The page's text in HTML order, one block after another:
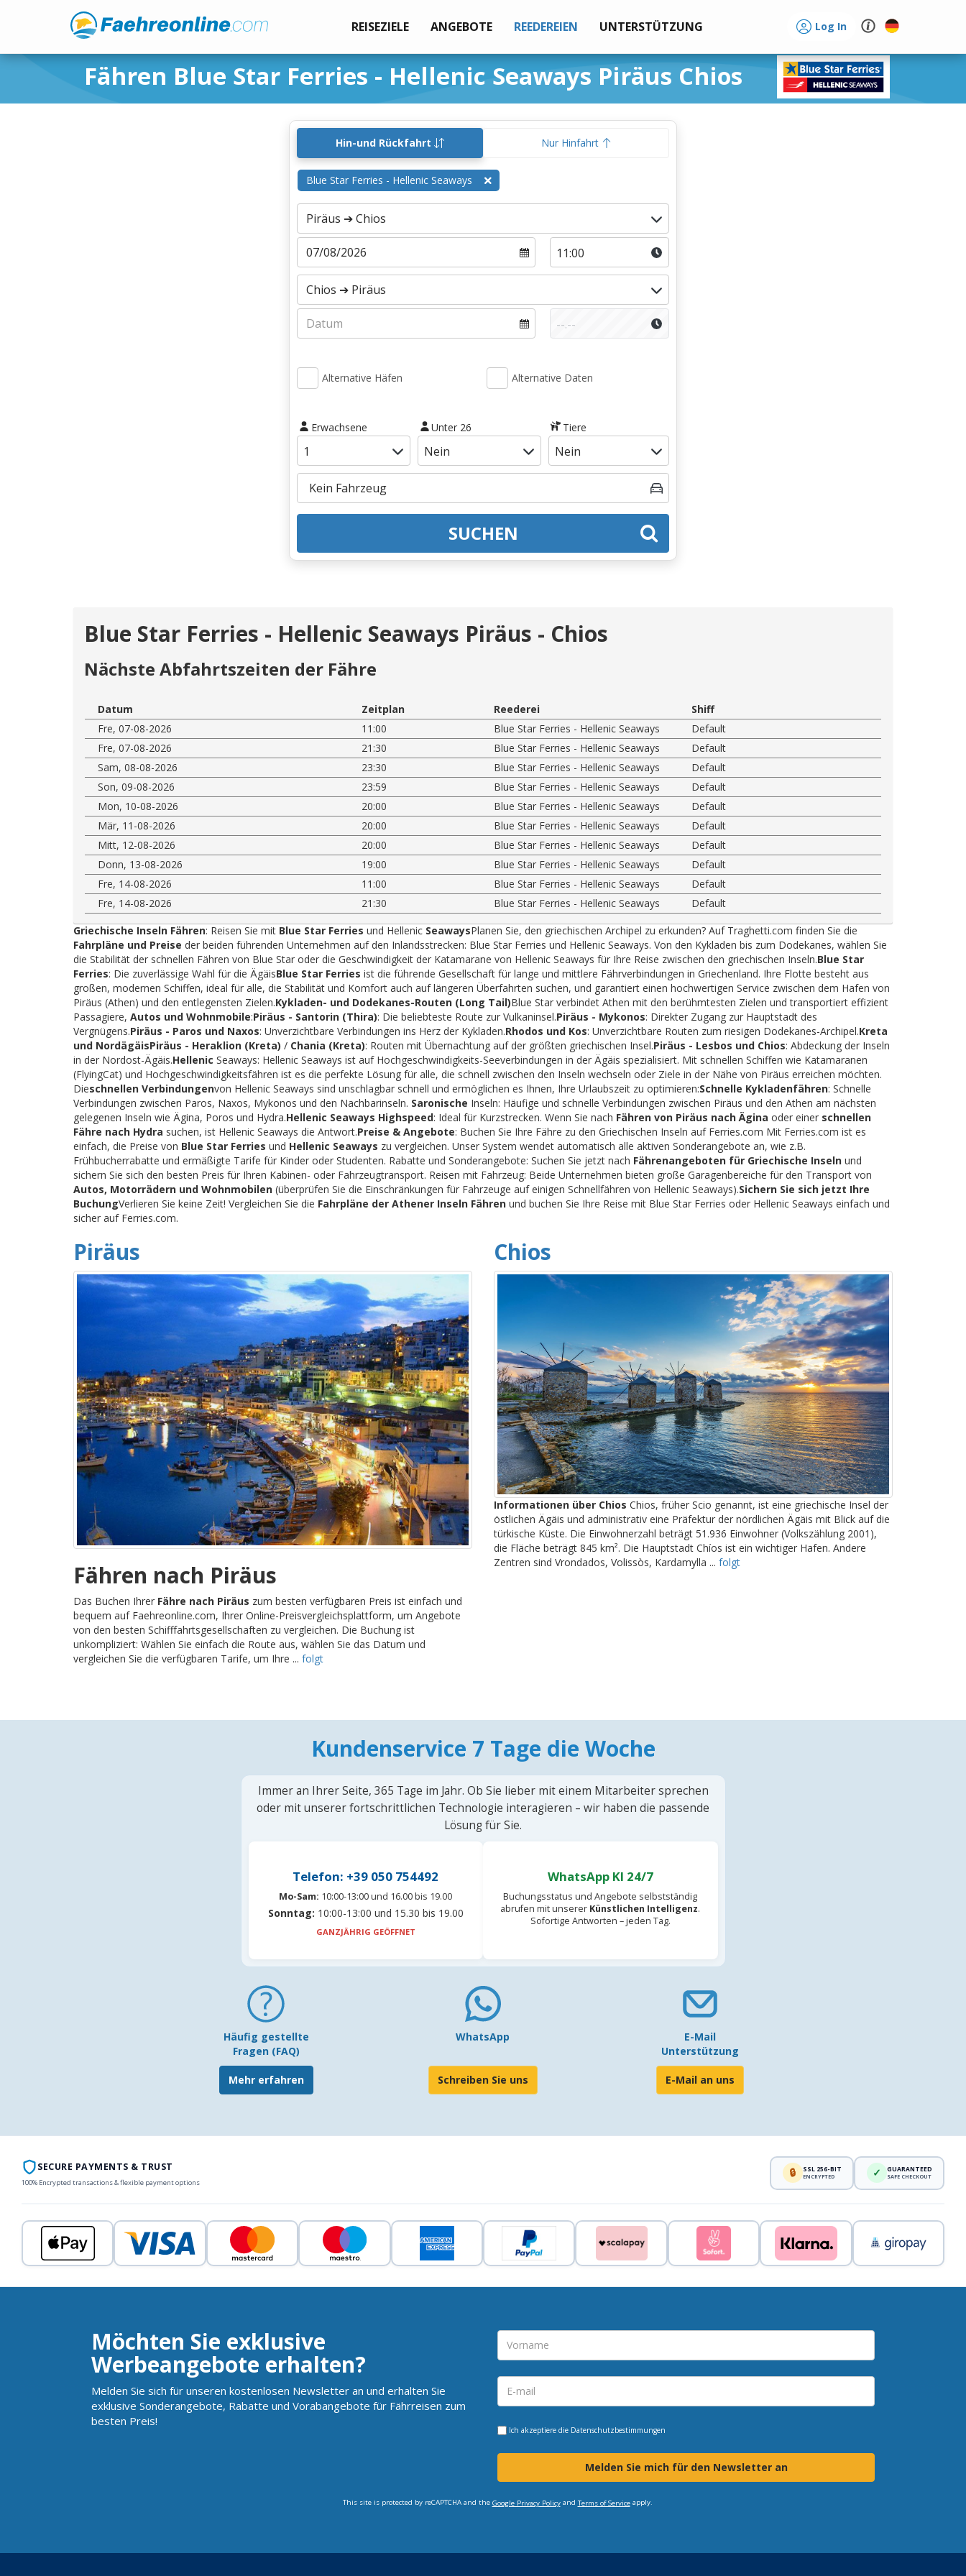
REISEZIELE ANGEBOTE REEDEREIEN UNTERSTÜTZUNG Log In
Fähren Blue Star Ferries - Hellenic Seaways Piräus Chios
Hin-und Rückfahrt Nur Hinfahrt
Blue Star Ferries - Hellenic Seaways
Alternative Häfen Alternative Daten
Erwachsene Unter 26 Tiere
SUCHEN
Blue Star Ferries - Hellenic Seaways Piräus - Chios
Nächste Abfahrtszeiten der Fähre
Datum Zeitplan Reederei
Shiff
Fre, 07-08-2026
11:00 Blue Star Ferries - Hellenic Seaways
Default
Fre, 07-08-2026
21:30 Blue Star Ferries - Hellenic Seaways
Default
Sam, 08-08-2026
23:30 Blue Star Ferries - Hellenic Seaways
Default
Son, 09-08-2026
23:59 Blue Star Ferries - Hellenic Seaways
Default
Mon, 10-08-2026
20:00 Blue Star Ferries - Hellenic Seaways
Default
Mär, 11-08-2026
20:00 Blue Star Ferries - Hellenic Seaways
Default
Mitt, 12-08-2026
20:00 Blue Star Ferries - Hellenic Seaways
Default
Donn, 13-08-2026
19:00 Blue Star Ferries - Hellenic Seaways
Default
Fre, 14-08-2026
11:00 Blue Star Ferries - Hellenic Seaways
Default
Fre, 14-08-2026
21:30 Blue Star Ferries - Hellenic Seaways
Default
Griechische Inseln Fähren: Reisen Sie mit Blue Star Ferries und Hellenic SeawaysPlanen Sie, den griechischen Archipel zu erkunden? Auf Traghetti.com finden Sie die
Fahrpläne und Preise der beiden führenden Unternehmen auf den Inlandsstrecken: Blue Star Ferries und Hellenic Seaways. Von den Kykladen bis zum Dodekanes, wählen Sie
die Stabilität der schnellen Fähren von Blue Star oder die Geschwindigkeit der Katamarane von Hellenic Seaways für Ihre Reise zwischen den griechischen Inseln.Blue Star
Ferries: Die zuverlässige Wahl für die ÄgäisBlue Star Ferries ist die führende Gesellschaft für lange und mittlere Fährverbindungen in Griechenland. Ihre Flotte besteht aus
großen, modernen Schiffen, ideal für alle, die Stabilität und Komfort auch auf längeren Überfahrten suchen, und garantiert einen hochwertigen Service zwischen dem Hafen von
Piräus (Athen) und den entlegensten Zielen.Kykladen- und Dodekanes-Routen (Long Tail)Blue Star verbindet Athen mit den berühmtesten Zielen und transportiert effizient
Passagiere, Autos und Wohnmobile:Piräus - Santorin (Thira): Die beliebteste Route zur Vulkaninsel.Piräus - Mykonos: Direkter Zugang zur Hauptstadt des
Vergnügens.Piräus - Paros und Naxos: Unverzichtbare Verbindungen ins Herz der Kykladen.Rhodos und Kos: Unverzichtbare Routen zum riesigen Dodekanes-Archipel.Kreta
und NordägäisPiräus - Heraklion (Kreta) / Chania (Kreta): Routen mit Übernachtung auf der größten griechischen Insel.Piräus - Lesbos und Chios: Abdeckung der Inseln
in der Nordost-Ägäis.Hellenic Seaways: Hellenic Seaways ist auf Hochgeschwindigkeits-Seeverbindungen in der Ägäis spezialisiert. Mit schnellen Schiffen wie Katamaranen
(FlyingCat) und Hochgeschwindigkeitsfähren ist es die perfekte Lösung für alle, die schnell zwischen den Inseln wechseln oder Ziele in der Nähe von Piräus erreichen möchten.
Dieschnellen Verbindungenvon Hellenic Seaways sind unschlagbar schnell und ermöglichen es Ihnen, Ihre Urlaubszeit zu optimieren:Schnelle Kykladenfähren: Schnelle
Verbindungen zwischen Paros, Naxos, Mykonos und den Nachbarinseln. Saronische Inseln: Häufige und schnelle Verbindungen zwischen Piräus und den Athen am nächsten
gelegenen Inseln wie Ägina, Poros und Hydra.Hellenic Seaways Highspeed: Ideal für Kurzstrecken. Wenn Sie nach Fähren von Piräus nach Ägina oder einer schnellen
Fähre nach Hydra suchen, ist Hellenic Seaways die Antwort.Preise & Angebote: Buchen Sie Ihre Fähre zu den Griechischen Inseln auf Ferries.com Mit Ferries.com ist es
einfach, die Preise von Blue Star Ferries und Hellenic Seaways zu vergleichen. Unser System wendet automatisch alle aktiven Sonderangebote an, wie z.B.
Frühbucherrabatte und ermäßigte Tarife für Kinder oder Studenten. Rabatte und Sonderangebote: Suchen Sie jetzt nach Fährenangeboten für Griechische Inseln und
sichern Sie sich den besten Preis für Ihren Kabinen- oder Fahrzeugtransport. Reisen mit Fahrzeug: Beide Unternehmen bieten große Garagenbereiche für den Transport von
Autos, Motorrädern und Wohnmobilen (überprüfen Sie die Einschränkungen für Fahrzeuge auf einigen Schnellfähren von Hellenic Seaways).Sichern Sie sich jetzt Ihre
BuchungVerlieren Sie keine Zeit! Vergleichen Sie die Fahrpläne der Athener Inseln Fähren und buchen Sie Ihre Reise mit Blue Star Ferries oder Hellenic Seaways einfach und
sicher auf Ferries.com.
Piräus
Fähren nach Piräus
Das Buchen Ihrer Fähre nach Piräus zum besten verfügbaren Preis ist einfach und
bequem auf Faehreonline.com, Ihrer Online-Preisvergleichsplattform, um Angebote
von den besten Schifffahrtsgesellschaften zu vergleichen. Die Buchung ist
unkompliziert: Wählen Sie einfach die Route aus, wählen Sie das Datum und
vergleichen Sie die verfügbaren Tarife, um Ihre ... folgt
Chios
Informationen über Chios Chios, früher Scio genannt, ist eine griechische Insel der
östlichen Ägäis und administrativ eine Präfektur der nördlichen Ägäis mit Blick auf die
türkische Küste. Die Einwohnerzahl beträgt 51.936 Einwohner (Volkszählung 2001),
die Fläche beträgt 845 km². Die Hauptstadt Chíos ist ein wichtiger Hafen. Andere
Zentren sind Vrondados, Volissòs, Kardamylla ... folgt
Kundenservice 7 Tage die Woche
Immer an Ihrer Seite, 365 Tage im Jahr. Ob Sie lieber mit einem Mitarbeiter sprechen
oder mit unserer fortschrittlichen Technologie interagieren – wir haben die passende
Lösung für Sie.
Telefon: +39 050 754492
Mo-Sam: 10:00-13:00 und 16.00 bis 19.00
Sonntag: 10:00-13:00 und 15.30 bis 19.00
GANZJÄHRIG GEÖFFNET
WhatsApp KI 24/7
Buchungsstatus und Angebote selbstständig
abrufen mit unserer Künstlichen Intelligenz.
Sofortige Antworten – jeden Tag.
Häufig gestellte
Fragen (FAQ)
Mehr erfahren
WhatsApp
Schreiben Sie uns
E-Mail
Unterstützung
E-Mail an uns
SECURE PAYMENTS & TRUST
100% Encrypted transactions & flexible payment options
🔒 SSL 256-BIT
ENCRYPTED ✓ GUARANTEED
SAFE CHECKOUT
Möchten Sie exklusive
Werbeangebote erhalten?
Melden Sie sich für unseren kostenlosen Newsletter an und erhalten Sie
exklusive Sonderangebote, Rabatte und Vorabangebote für Fährreisen zum
besten Preis!
Ich akzeptiere die Datenschutzbestimmungen
Melden Sie mich für den Newsletter an
This site is protected by reCAPTCHA and the Google Privacy Policyand Terms of Serviceapply.